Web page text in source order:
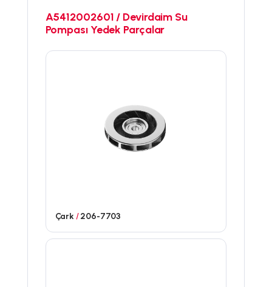
A5412002601 / Devirdaim Su
Pompası Yedek Parçalar
Çark /206-7703